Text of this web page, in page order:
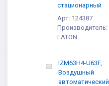
стационарный
Арт: 124387
Производитель:
EATON
IZM63H4-U63F,
Воздушный
автоматический